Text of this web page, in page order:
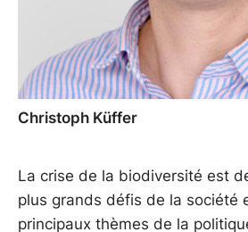
Christoph Küffer
La crise de la biodiversité est
plus grands défis de la société
principaux thèmes de la